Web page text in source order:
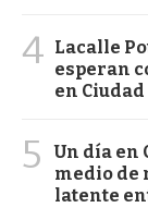
4 Lacalle
esperan
en
5
Un día en
medio de
latente